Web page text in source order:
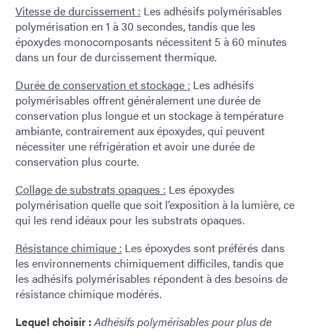
Vitesse de durcissement : Les adhésifs polymérisables
polymérisation en 1 à 30 secondes, tandis que les
époxydes monocomposants nécessitent 5 à 60 minutes
dans un four de durcissement thermique.
Durée de conservation et stockage : Les adhésifs
polymérisables offrent généralement une durée de
conservation plus longue et un stockage à température
ambiante, contrairement aux époxydes, qui peuvent
nécessiter une réfrigération et avoir une durée de
conservation plus courte.
Collage de substrats opaques : Les époxydes
polymérisation quelle que soit l’exposition à la lumière, ce
qui les rend idéaux pour les substrats opaques.
Résistance chimique : Les époxydes sont préférés dans
les environnements chimiquement difficiles, tandis que
les adhésifs polymérisables répondent à des besoins de
résistance chimique modérés.
Lequel choisir :Adhésifs polymérisables pour plus de